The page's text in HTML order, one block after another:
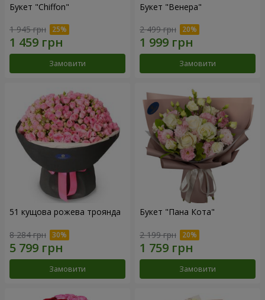
Букет "Chiffon"
1 945 грн
Замовити
Букет "Венера"
2 499 грн
Замовити
51 кущова рожева троянда
8 284 грн
Замовити
Букет "Пана Кота"
2 199 грн
Замовити